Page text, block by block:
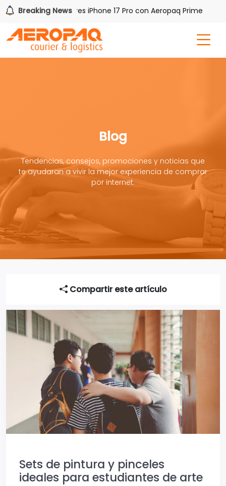
Breaking News
Gana uno de tres iPhone 17 Pro con Aeropaq Prime
Blog
Tendencias, consejos, promociones y noticias que
te ayudaran a vivir la mejor experiencia de comprar
por internet.
Compartir este artículo
Sets de pintura y pinceles
ideales para estudiantes de arte